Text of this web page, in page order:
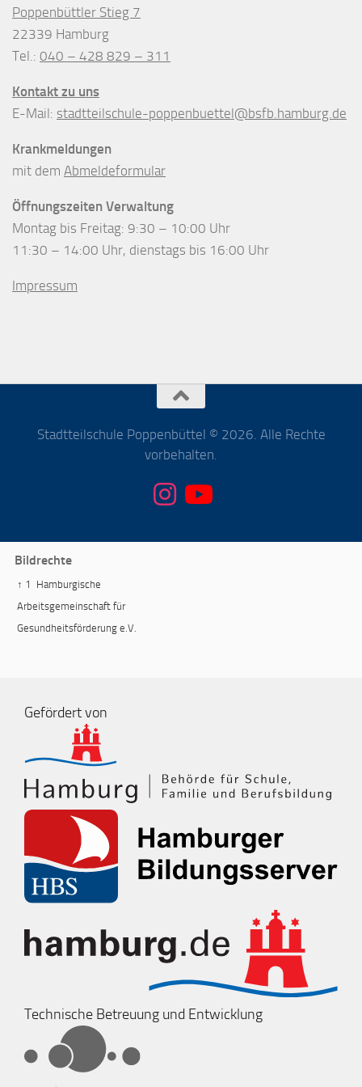
Poppenbüttler Stieg 7
22339 Hamburg
Tel.: 040 – 428 829 – 311
Kontakt zu uns
E-Mail: stadtteilschule-poppenbuettel@bsfb.hamburg.de
Krankmeldungen
mit dem Abmeldeformular
Öffnungszeiten Verwaltung
Montag bis Freitag: 9:30 – 10:00 Uhr
11:30 – 14:00 Uhr, dienstags bis 16:00 Uhr
Impressum
Stadtteilschule Poppenbüttel © 2026. Alle Rechte
vorbehalten.
Bildrechte
↑ 1
Hamburgische
Arbeitsgemeinschaft für
Gesundheitsförderung e.V.
Gefördert von
Technische Betreuung und Entwicklung